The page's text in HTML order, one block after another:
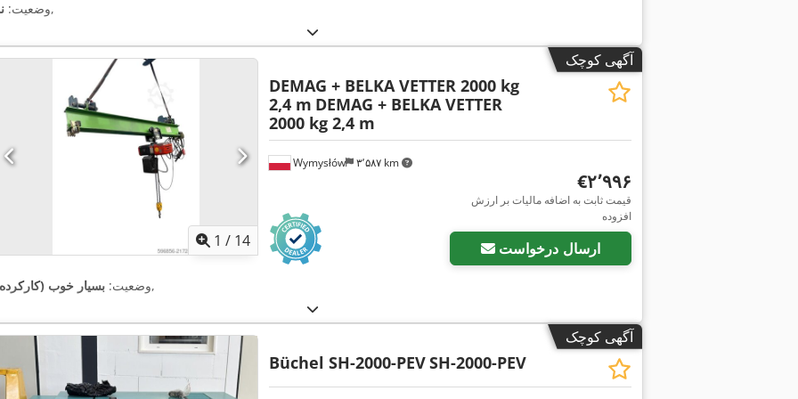
وضعیت:,
آگهی کوچک
1 / 14
Wymysłów ۳٬۵۸۷ km
DEMAG + BELKA VETTER 2000 kg
2,4 m DEMAG + BELKA VETTER
2000 kg 2,4 m
‎€۲٬۹۹۶
قیمت ثابت به اضافه مالیات بر ارزش
افزوده
ارسال درخواست
وضعیت: بسیار خوب ,
آگهی کوچک
Büchel SH-2000-PEVSH-2000-PEV